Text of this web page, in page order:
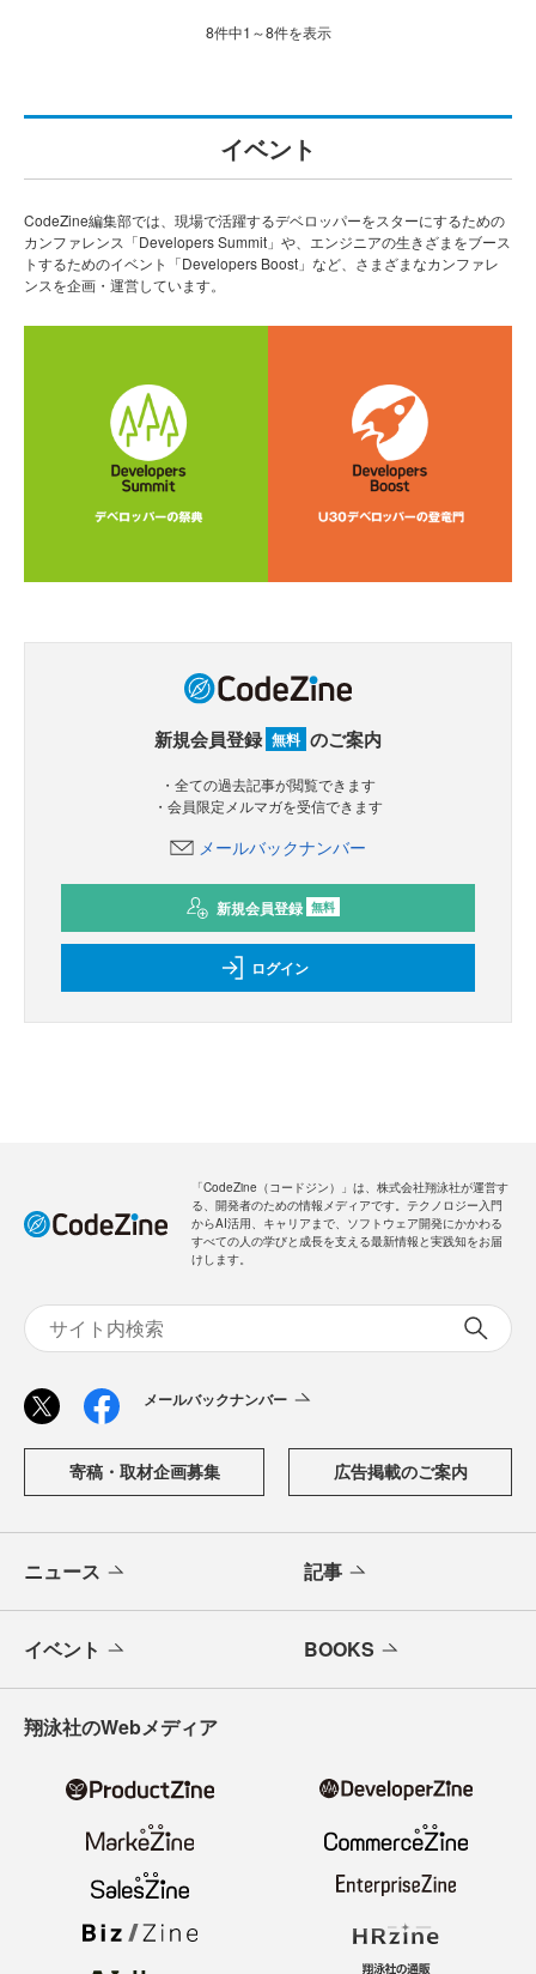
8件中1～8件を表示
イベント
CodeZine編集部では、現場で活躍するデベロッパーをスターにするための
カンファレンス「Developers Summit」や、エンジニアの生きざまをブース
トするためのイベント「Developers Boost」など、さまざまなカンファレ
ンスを企画・運営しています。
新規会員登録 無料 のご案内
・全ての過去記事が閲覧できます
・会員限定メルマガを受信できます
メールバックナンバー
新規会員登録 無料
ログイン
「CodeZine（コードジン）」は、株式会社翔泳社が運営す
る、開発者のための情報メディアです。テクノロジー入門
からAI活用、キャリアまで、ソフトウェア開発にかかわる
すべての人の学びと成長を支える最新情報と実践知をお届
けします。
メールバックナンバー
寄稿・取材企画募集 広告掲載のご案内
ニュース 記事
イベント BOOKS
翔泳社のWebメディア